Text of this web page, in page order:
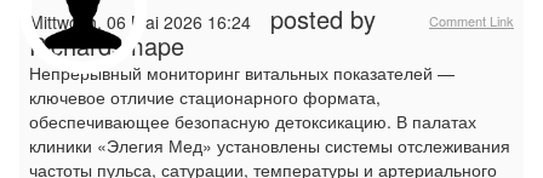
Comment Link
Mittwoch, 06 Mai 2026 16:24 posted by
Richardsmape
Непрерывный мониторинг витальных показателей —
ключевое отличие стационарного формата,
обеспечивающее безопасную детоксикацию. В палатах
клиники «Элегия Мед» установлены системы отслеживания
частоты пульса, сатурации, температуры и артериального